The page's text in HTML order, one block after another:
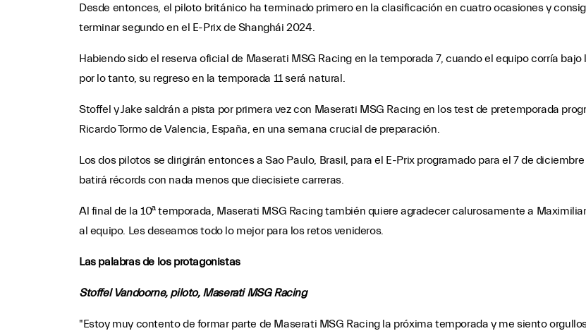
Desde entonces, el piloto británico ha terminado primero en la clasificación en cuatro ocasiones y
terminar segundo en el E-Prix de Shanghái 2024.
Habiendo sido el reserva oficial de Maserati MSG Racing en la temporada 7, cuando el equipo corría
por lo tanto, su regreso en la temporada 11 será natural.
Stoffel y Jake saldrán a pista por primera vez con Maserati MSG Racing en los test de pretemporada
Ricardo Tormo de Valencia, España, en una semana crucial de preparación.
Los dos pilotos se dirigirán entonces a Sao Paulo, Brasil, para el E-Prix programado para el 7 de
batirá récords con nada menos que diecisiete carreras.
Al final de la 10ª temporada, Maserati MSG Racing también quiere agradecer calurosamente a
al equipo. Les deseamos todo lo mejor para los retos venideros.
Las palabras de los protagonistas
Stoffel Vandoorne, piloto, Maserati MSG Racing
"Estoy muy contento de formar parte de Maserati MSG Racing la próxima temporada y me siento